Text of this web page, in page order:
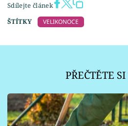
Sdílejte článek
ŠTÍTKY
VELIKONOCE
PŘEČTĚTE